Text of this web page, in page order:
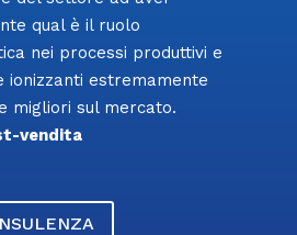
qual è il ruolo
nei processi produttivi e
ionizzanti estremamente
migliori sul mercato.
vendita